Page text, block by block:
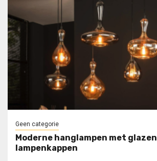
Geen categorie
Moderne hanglampen met glazen
lampenkappen